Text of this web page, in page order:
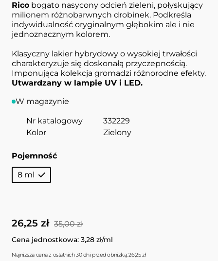
Rico bogato nasycony odcień zieleni, połyskujący
milionem różnobarwnych drobinek. Podkreśla
indywidualność oryginalnym głębokim ale i nie
jednoznacznym kolorem.
Klasyczny lakier hybrydowy o wysokiej trwałości
charakteryzuje się doskonałą przyczepnością.
Imponująca kolekcja gromadzi różnorodne efekty.
Utwardzany w lampie UV i LED.
W magazynie
Nr katalogowy
332229
Kolor
Zielony
Pojemność
8 ml
35,00 zł
26,25 zł
Cena jednostkowa: 3,28 zł/ml
Najniższa cena z ostatnich 30 dni przed obniżką: 26,25 zł